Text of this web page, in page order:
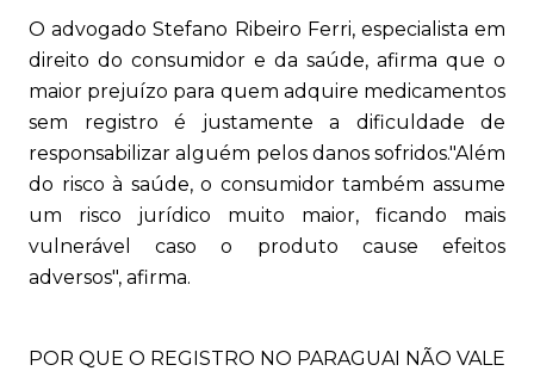
O advogado Stefano Ribeiro Ferri, especialista em
direito do consumidor e da saúde, afirma que o
maior prejuízo para quem adquire medicamentos
sem registro é justamente a dificuldade de
responsabilizar alguém pelos danos sofridos."Além
do risco à saúde, o consumidor também assume
um risco jurídico muito maior, ficando mais
vulnerável caso o produto cause efeitos
adversos", afirma.
POR QUE O REGISTRO NO PARAGUAI NÃO VALE